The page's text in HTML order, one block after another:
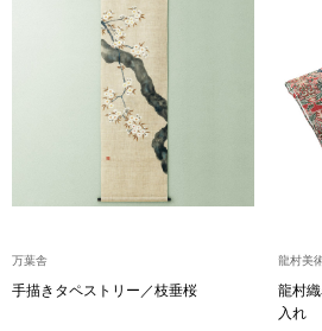
万葉舎
手描きタペストリー／枝垂桜
龍村美
龍村
入れ